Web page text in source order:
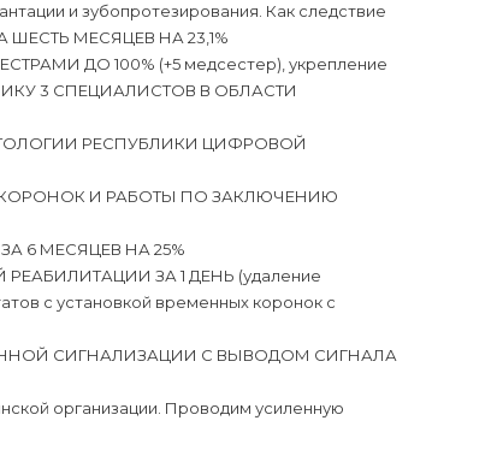
и зубопротезирования. Как следствие
ШЕСТЬ МЕСЯЦЕВ НА 23,1%
ДО 100% (+5 медсестер), укрепление
3 СПЕЦИАЛИСТОВ В ОБЛАСТИ
РЕСПУБЛИКИ ЦИФРОВОЙ
И РАБОТЫ ПО ЗАКЛЮЧЕНИЮ
6 МЕСЯЦЕВ НА 25%
ЗА 1 ДЕНЬ (удаление
с установкой временных коронок с
СИГНАЛИЗАЦИИ С ВЫВОДОМ СИГНАЛА
организации. Проводим усиленную